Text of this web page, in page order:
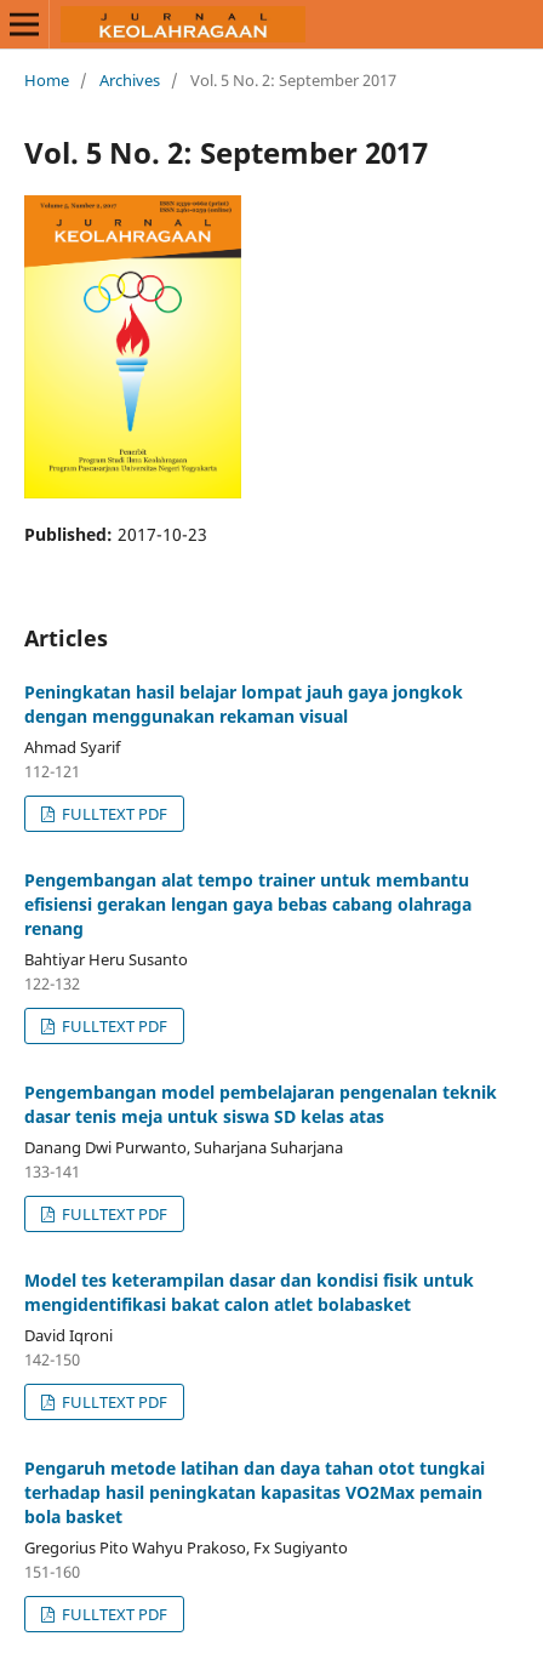
Home / Archives / Vol. 5 No. 2: September 2017
Vol. 5 No. 2: September 2017
Published: 2017-10-23
Articles
Peningkatan hasil belajar lompat jauh gaya jongkok
dengan menggunakan rekaman visual
Ahmad Syarif
112-121
FULLTEXT PDF
Pengembangan alat tempo trainer untuk membantu
efisiensi gerakan lengan gaya bebas cabang olahraga
renang
Bahtiyar Heru Susanto
122-132
FULLTEXT PDF
Pengembangan model pembelajaran pengenalan teknik
dasar tenis meja untuk siswa SD kelas atas
Danang Dwi Purwanto, Suharjana Suharjana
133-141
FULLTEXT PDF
Model tes keterampilan dasar dan kondisi fisik untuk
mengidentifikasi bakat calon atlet bolabasket
David Iqroni
142-150
FULLTEXT PDF
Pengaruh metode latihan dan daya tahan otot tungkai
terhadap hasil peningkatan kapasitas VO2Max pemain
bola basket
Gregorius Pito Wahyu Prakoso, Fx Sugiyanto
151-160
FULLTEXT PDF